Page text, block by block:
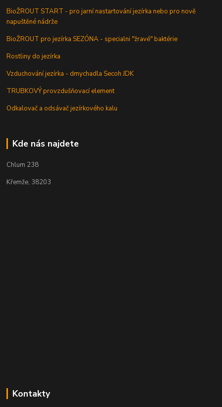
BioŽROUT START - pro jarní nastartování jezírka nebo pro nově
napuštěné nádrže
BioŽROUT pro jezírka SEZÓNA - specialni "žravé" baktérie
Rostliny do jezírka
Vzduchování jezírka - dmychadla Secoh JDK
TRUBKOVÝ provzdušňovací element
Odkalovač a odsávač jezírkového kalu
Kde nás najdete
Chlum 238
Křemže, 38203
Kontakty